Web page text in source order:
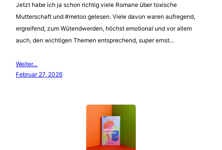
Jetzt habe ich ja schon richtig viele Romane über toxische
Mutterschaft und #metoo gelesen. Viele davon waren aufregend,
ergreifend, zum Wütendwerden, höchst emotional und vor allem
auch, den wichtigen Themen entsprechend, super ernst…
Weiter…
Februar 27, 2026